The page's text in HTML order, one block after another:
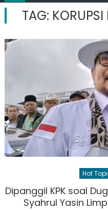
TAG: KORUPSI
Hot
Dipanggil KPK soal
Syahrul Yasin